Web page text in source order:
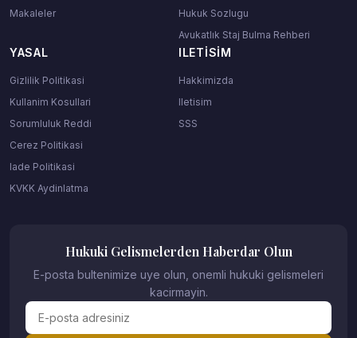
Makaleler
Hukuk Sozlugu
Avukatlık Staj Bulma Rehberi
YASAL
Gizlilik Politikasi
Kullanim Kosullari
Sorumluluk Reddi
Cerez Politikasi
Iade Politikasi
KVKK Aydinlatma
ILETISIM
Hakkimizda
Iletisim
SSS
Hukuki Gelismelerden Haberdar Olun
E-posta bultenimize uye olun, onemli hukuki gelismeleri
kacirmayin.